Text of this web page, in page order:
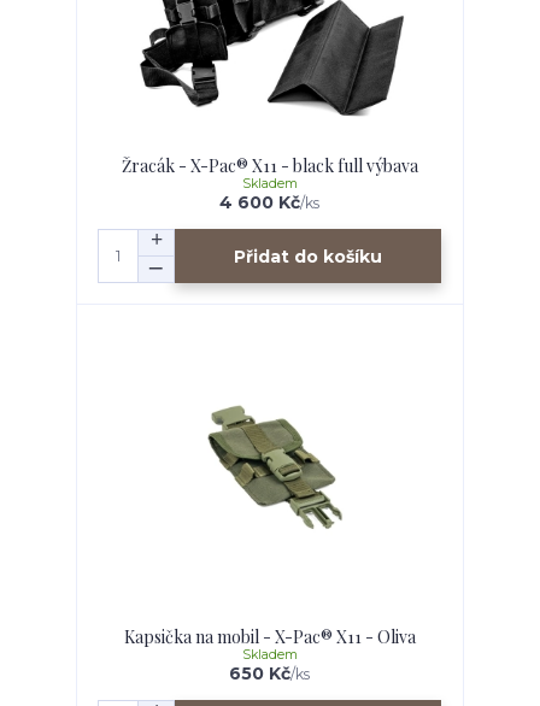
Žracák - X-Pac® X11 - black full výbava
4 600 Kč/ks
Skladem
Přidat do košíku
Kapsička na mobil - X-Pac® X11 - Oliva
650 Kč/ks
Skladem